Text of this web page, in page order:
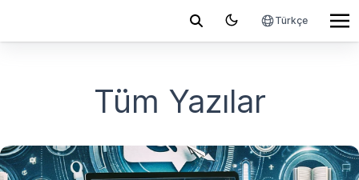
Türkçe
Tüm Yazılar